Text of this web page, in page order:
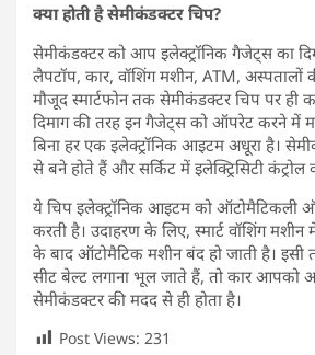
क्या होती है सेमीकंडक्टर चिप?
सेमीकंडक्टर को आप इलेक्ट्रॉनिक गैजेट्स का
लैपटॉप, कार, वॉशिंग मशीन, ATM,
मौजूद स्मार्टफोन तक सेमीकंडक्टर चिप पर ही
दिमाग की तरह इन गैजेट्स को ऑपरेट करने में
बिना हर एक इलेक्ट्रॉनिक आइटम अधूरा है।
से बने होते हैं और सर्किट में इलेक्ट्रिसिटी
ये चिप इलेक्ट्रॉनिक आइटम को ऑटोमैटिकली
करती है। उदाहरण के लिए, स्मार्ट वॉशिंग
के बाद ऑटोमैटिक मशीन बंद हो जाती है।
सीट बेल्ट लगाना भूल जाते हैं, तो कार आपको
सेमीकंडक्टर की मदद से ही होता है।
Post Views: 231